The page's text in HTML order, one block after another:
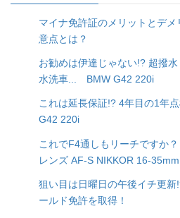
マイナ免許証のメリットとデ
意点とは？
お勧めは伊達じゃない!? 超撥
水洗車... BMW G42 220i
これは延長保証!? 4年目の1年
G42 220i
これでF4通しもリーチですか
レンズ AF-S NIKKOR 16-
狙い目は日曜日の午後イチ更
ールド免許を取得！